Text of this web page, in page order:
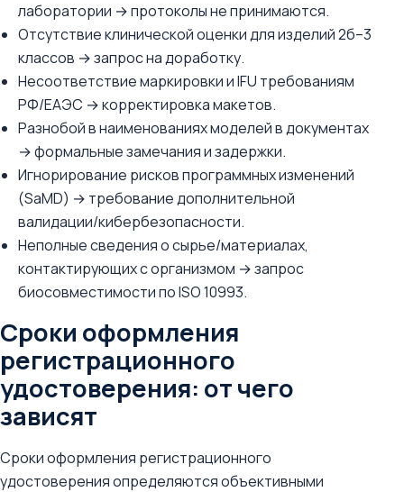
лаборатории → протоколы не принимаются.
Отсутствие клинической оценки для изделий 2б–3
классов → запрос на доработку.
Несоответствие маркировки и IFU требованиям
РФ/ЕАЭС → корректировка макетов.
Разнобой в наименованиях моделей в документах
→ формальные замечания и задержки.
Игнорирование рисков программных изменений
(SaMD) → требование дополнительной
валидации/кибербезопасности.
Неполные сведения о сырье/материалах,
контактирующих с организмом → запрос
биосовместимости по ISO 10993.
Сроки оформления
регистрационного
удостоверения: от чего
зависят
Сроки оформления регистрационного
удостоверения определяются объективными